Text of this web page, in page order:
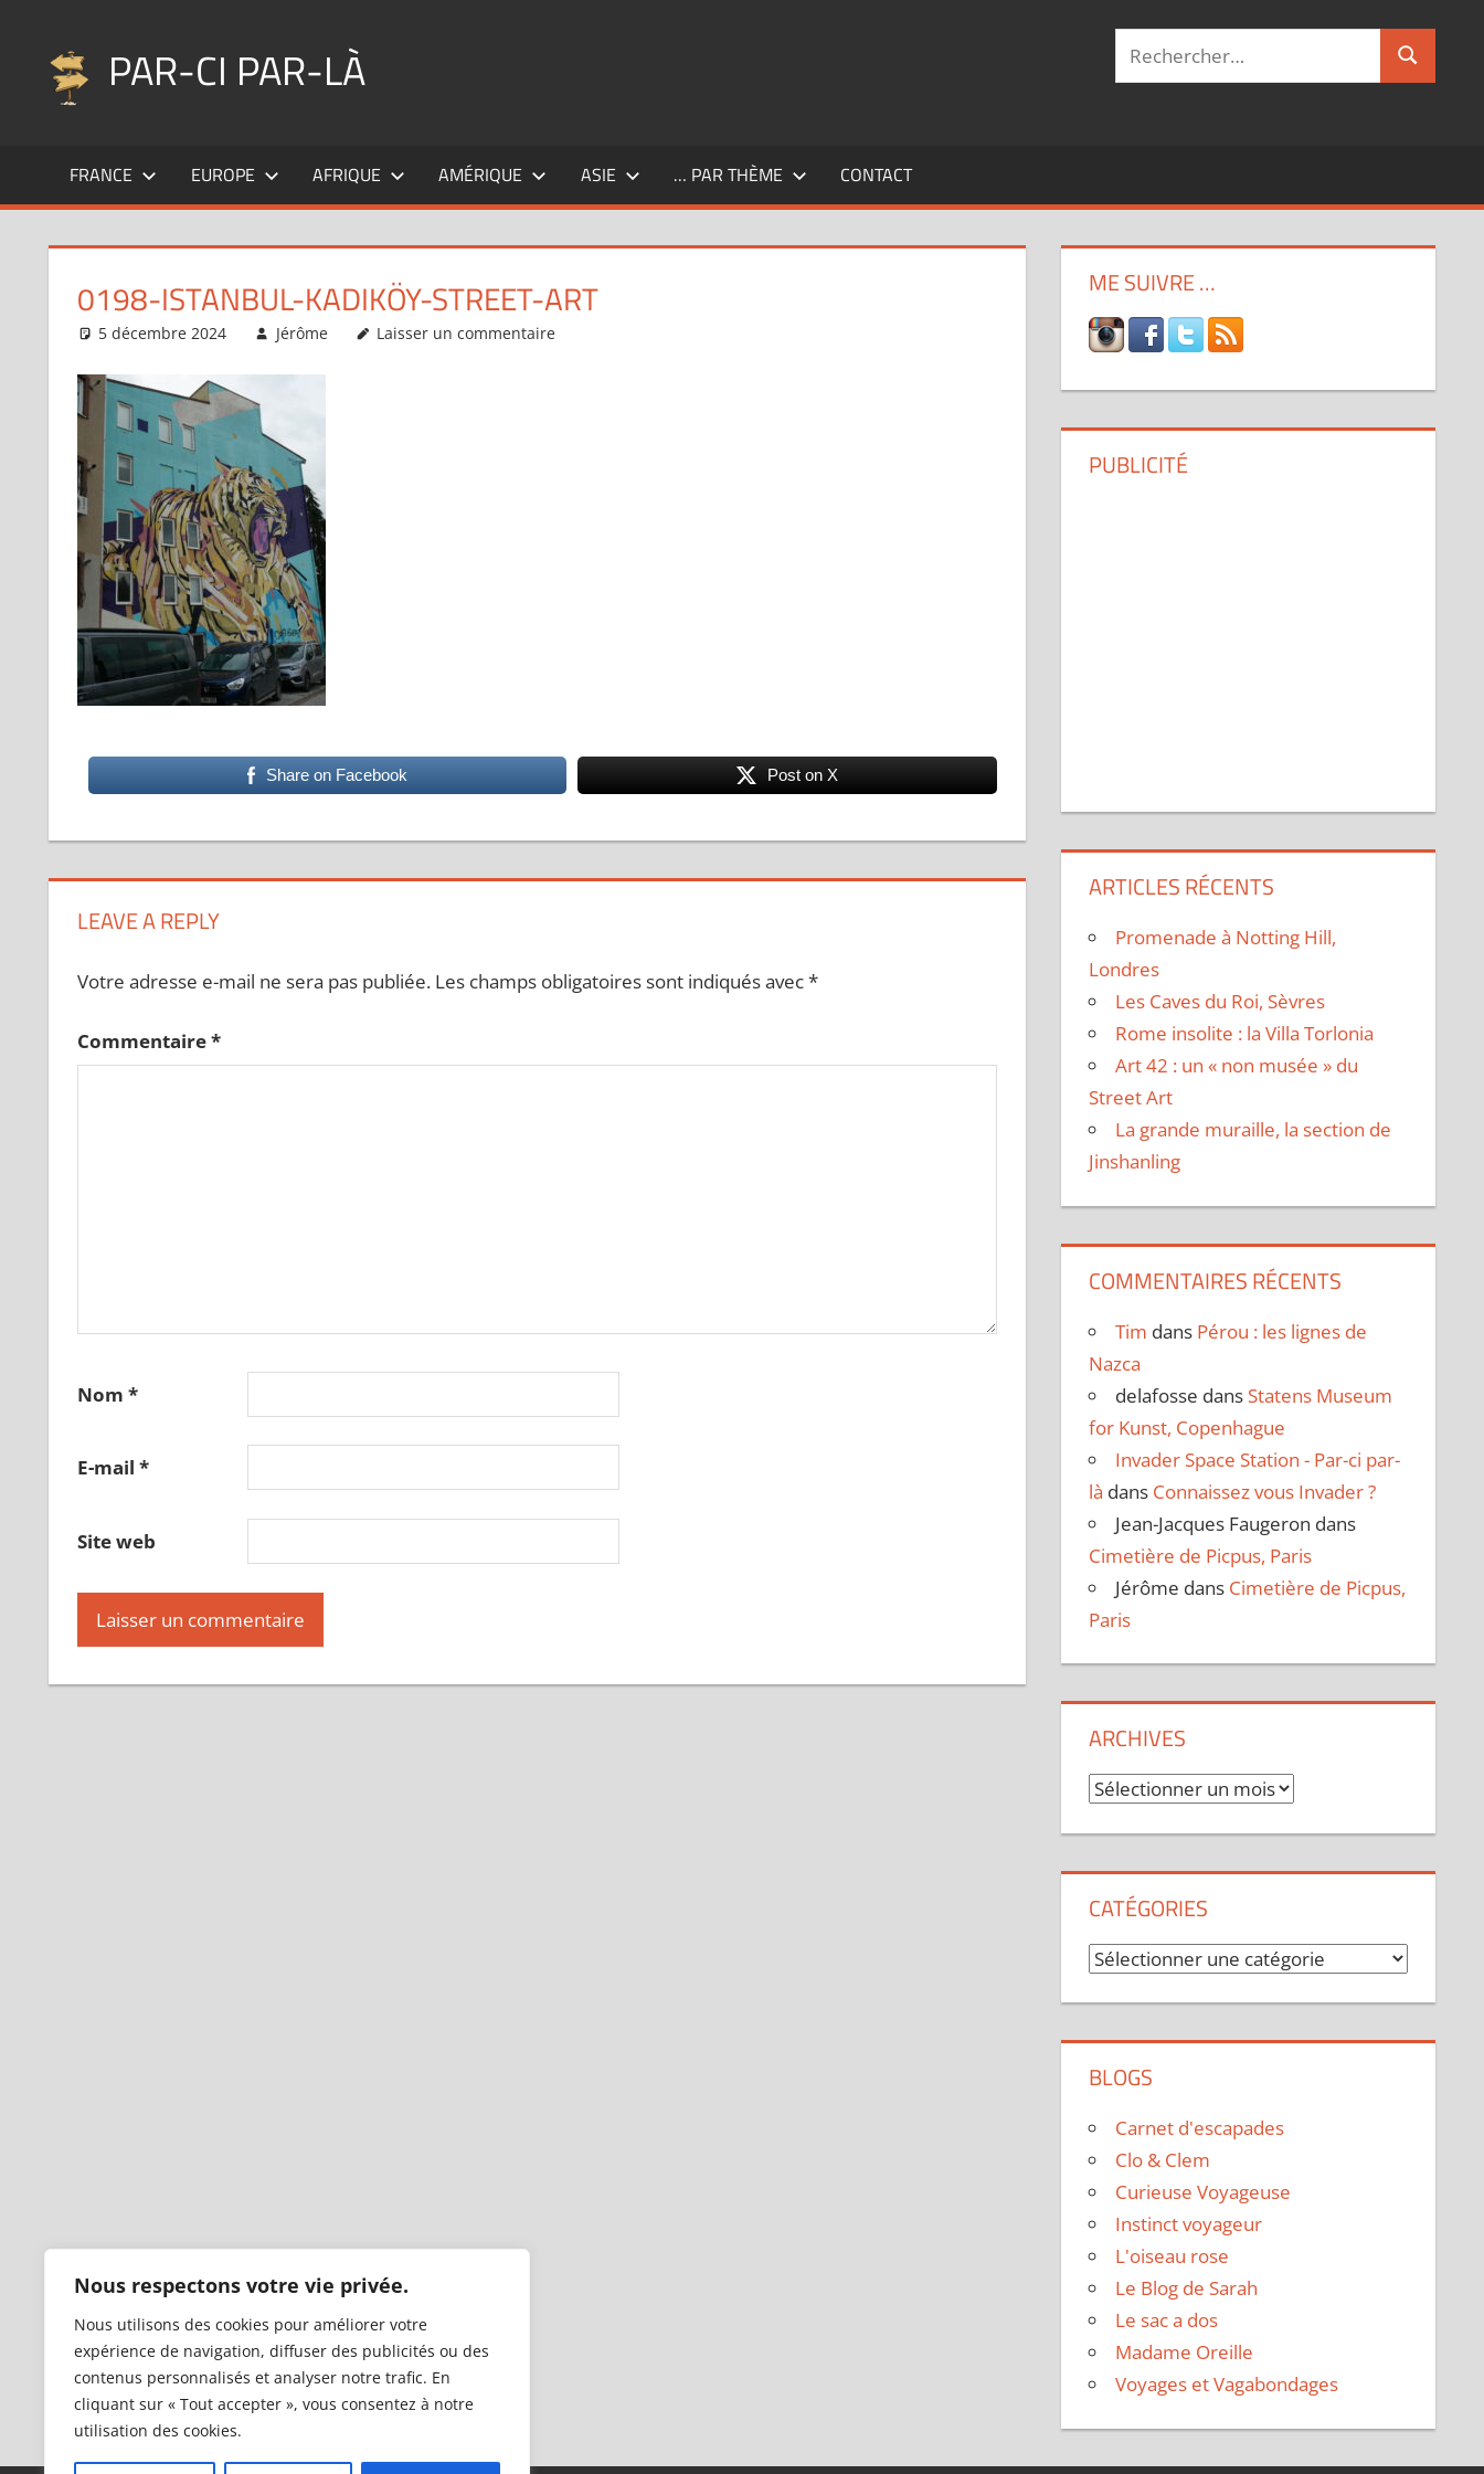
Nous respectons votre vie privée.
Nous utilisons des cookies pour améliorer votre
expérience de navigation, diffuser des publicités ou des
contenus personnalisés et analyser notre trafic. En
cliquant sur « Tout accepter », vous consentez à notre
utilisation des cookies.
contenu
PAR-CI PAR-LÀ
fil
pérégrinations
Recherche
FRANCE EUROPE AFRIQUE AMÉRIQUE ASIE … PAR THÈME CONTACT
0198-ISTANBUL-KADIKÖY-STREET-ART
5 décembre 2024 Jérôme Laisser un commentaire
Share on Facebook Post on X
LEAVE A REPLY
Votre adresse e-mail ne sera pas publiée. Les champs obligatoires sont indiqués avec*
Commentaire*
Nom *
E-mail *
Site web
ME SUIVRE …
PUBLICITÉ
ARTICLES RÉCENTS
Promenade à Notting Hill,
Londres
Les Caves du Roi, Sèvres
Rome insolite : la Villa Torlonia
Art 42 : un « non musée » du
Street Art
La grande muraille, la section de
Jinshanling
COMMENTAIRES RÉCENTS
Tim dans Pérou : les lignes de
Nazca
delafosse dans Statens Museum
for Kunst, Copenhague
Invader Space Station - Par-ci par-
là dans Connaissez vous Invader ?
Jean-Jacques Faugeron dans
Cimetière de Picpus, Paris
Jérôme dans Cimetière de Picpus,
Paris
ARCHIVES
Archives
CATÉGORIES
Catégories
BLOGS
Carnet d'escapades
Clo & Clem
Curieuse Voyageuse
Instinct voyageur
L'oiseau rose
Le Blog de Sarah
Le sac a dos
Madame Oreille
Voyages et Vagabondages